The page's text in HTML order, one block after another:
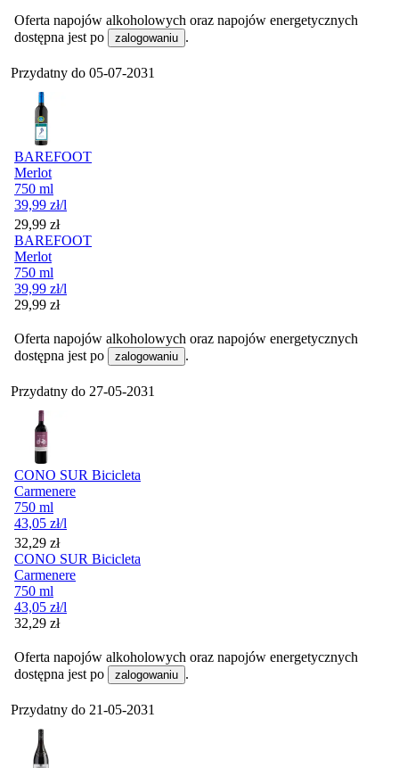
Oferta napojów alkoholowych oraz napojów energetycznych
dostępna jest po
zalogowaniu .
Przydatny do 05-07-2031
BAREFOOT
Merlot
750 ml
39,99 zł/l
Cena
29,99 zł
BAREFOOT
Merlot
750 ml
39,99 zł/l
Cena
29,99 zł
Oferta napojów alkoholowych oraz napojów energetycznych
dostępna jest po
zalogowaniu .
Przydatny do 27-05-2031
CONO SUR Bicicleta
Carmenere
750 ml
43,05 zł/l
Cena
32,29 zł
CONO SUR Bicicleta
Carmenere
750 ml
43,05 zł/l
Cena
32,29 zł
Oferta napojów alkoholowych oraz napojów energetycznych
dostępna jest po
zalogowaniu .
Przydatny do 21-05-2031